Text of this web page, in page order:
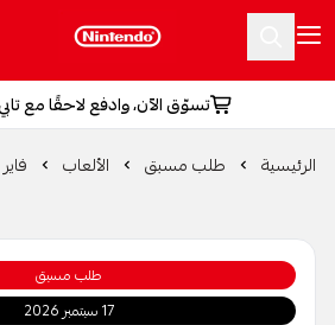
تسوّق الآن، وادفع لاحقًا مع
الرئيسية
طلب مسبق الألعاب
طلب مسبق
17 سبتمبر 2026